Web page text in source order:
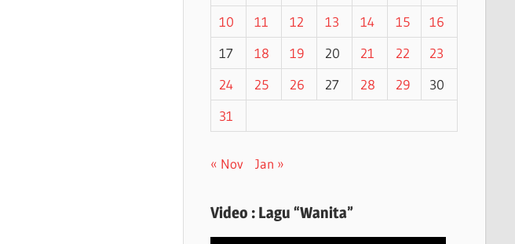
10
11 12 13 14 15
16
17
18 19 20 21 22
23
24
25 26 27 28 29
30
31
« Nov Jan »
Video : Lagu “Wanita”